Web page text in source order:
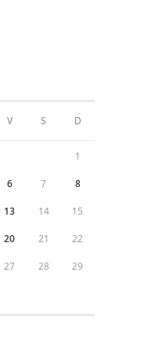
V S D
1
6 7 8
13 14 15
20 21 22
27 28 29